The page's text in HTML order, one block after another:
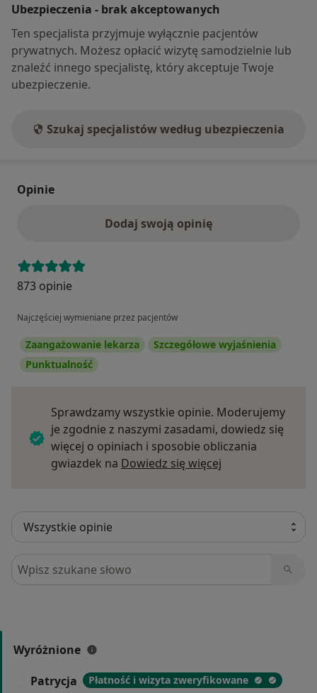
Ubezpieczenia - brak akceptowanych
Ten specjalista przyjmuje wyłącznie pacjentów
prywatnych. Możesz opłacić wizytę samodzielnie lub
znaleźć innego specjalistę, który akceptuje Twoje
ubezpieczenie.
Szukaj specjalistów według ubezpieczenia
Opinie
Dodaj swoją opinię
873 opinie
Najczęściej wymieniane przez pacjentów
Zaangażowanie lekarza
Szczegółowe wyjaśnienia
Punktualność
Sprawdzamy wszystkie opinie. Moderujemy
je zgodnie z naszymi zasadami, dowiedz się
więcej o opiniach i sposobie obliczania
gwiazdek na Dowiedz się więcej
Szukaj w opiniach
Wyróżnione
Patrycja Płatność i wizyta zweryfikowane